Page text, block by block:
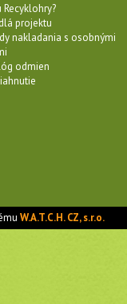
Recyklohry?
projektu
nakladania s osobnými
odmien
W.A.T.C.H. CZ, s.r.o.